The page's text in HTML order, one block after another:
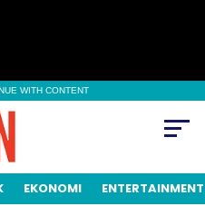
WITH CONTENT
EKONOMI ENTERTAINMENT